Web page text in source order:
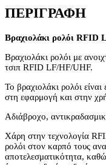
ΠΕΡΙΓΡΑΦΉ
Βραχιολάκι ρολόι RFID
Βραχιολάκι ρολόι με
τσιπ RFID LF/HF/UHF.
Το βραχιολάκι ρολόι
στη εφαρμογή και στην
Αδιάβροχο,
Χάρη στην τεχνολογία
ρολόι στον καρπό τους
αποτελεσματικότητα,